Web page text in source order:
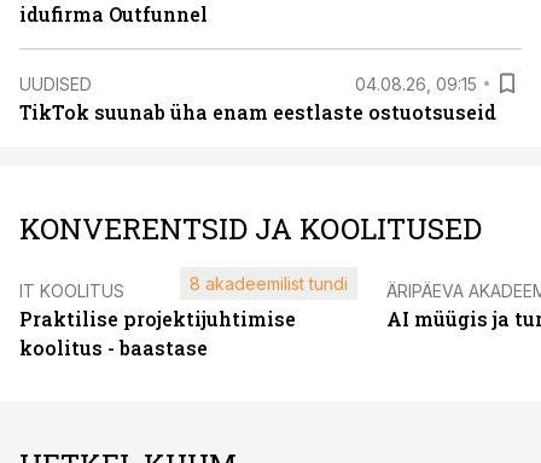
idufirma Outfunnel
UUDISED 04.08.26, 09:15
TikTok suunab üha enam eestlaste ostuotsuseid
KONVERENTSID JA KOOLITUSED
IT KOOLITUS
Praktilise projektijuhtimise
koolitus - baastase
8 akadeemilist tundi ÄRIPÄEVA
AI müügis ja